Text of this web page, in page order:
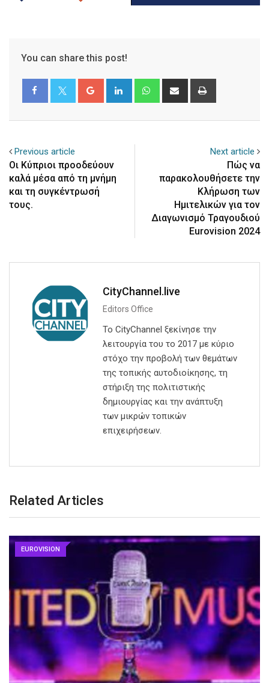
You can share this post!
Google+ LinkedIn WhatsappShare
Previous article
Οι Κύπριοι προοδεύουν
καλά μέσα από τη μνήμη
και τη συγκέντρωσή
τους.
Next article
Πώς να
παρακολουθήσετε την
Κλήρωση των
Ημιτελικών για τον
Διαγωνισμό Τραγουδιού
Eurovision 2024
CityChannel.live
Editors Office
Το CityChannel ξεκίνησε την
λειτουργία του το 2017 με κύριο
στόχο την προβολή των θεμάτων
της τοπικής αυτοδιοίκησης, τη
στήριξη της πολιτιστικής
δημιουργίας και την ανάπτυξη
των μικρών τοπικών
επιχειρήσεων.
Related Articles
EUROVISION